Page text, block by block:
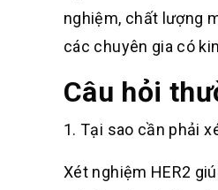
nghiệm, chất lượng
các chuyên gia có
Câu hỏi
1. Tại sao cần phải
Xét nghiệm HER2